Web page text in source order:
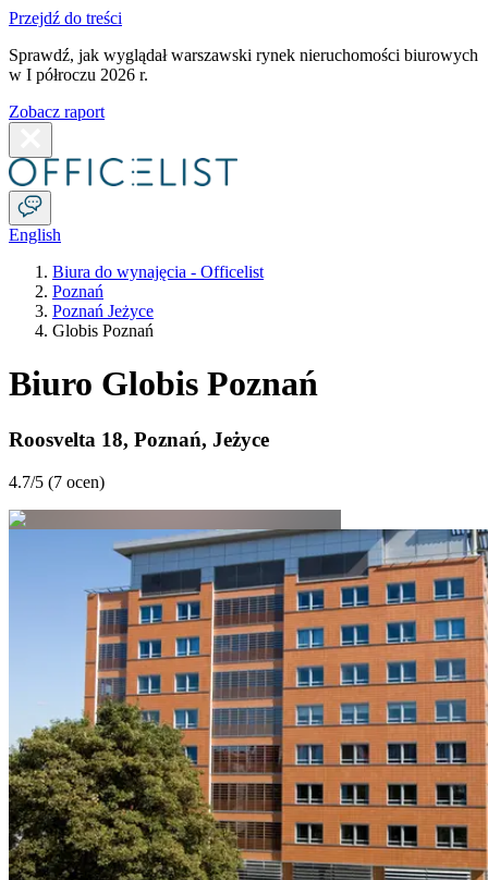
Przejdź do treści
Sprawdź, jak wyglądał warszawski rynek nieruchomości biurowych
w I półroczu 2026 r.
Zobacz raport
English
Biura do wynajęcia - Officelist
Poznań
Poznań Jeżyce
Globis Poznań
Biuro Globis Poznań
Roosvelta 18, Poznań, Jeżyce
4.7/5 (7 ocen)